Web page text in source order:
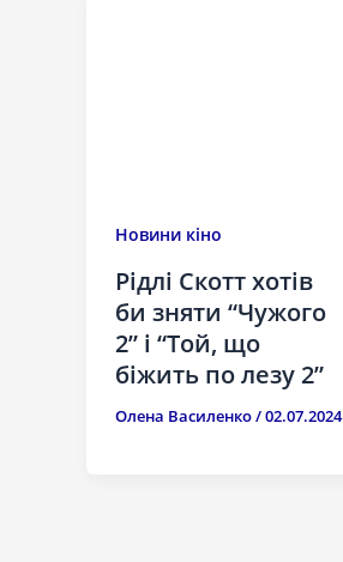
Новини кіно
Рідлі Скотт хотів
би зняти “Чужого
2” і “Той, що
біжить по лезу 2”
Олена Василенко/02.07.2024